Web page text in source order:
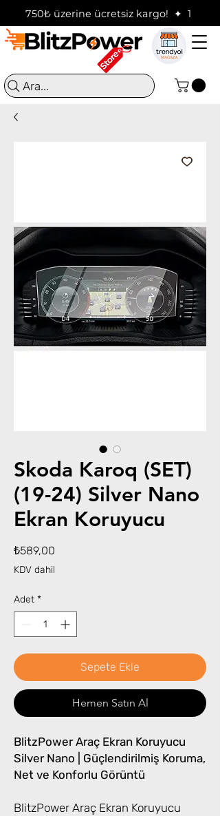
750₺ üzerine ücretsiz kargo!  ✦
Ara...
Skoda Karoq (SET)
(19-24) Silver Nano
Ekran Koruyucu
₺589,00
KDV dahil
Adet *
Sepete Ekle
Hemen Satın Al
BlitzPower Araç Ekran Koruyucu
Silver Nano | Güçlendirilmiş Koruma,
Net ve Konforlu Görüntü
BlitzPower Araç Ekran Koruyucu